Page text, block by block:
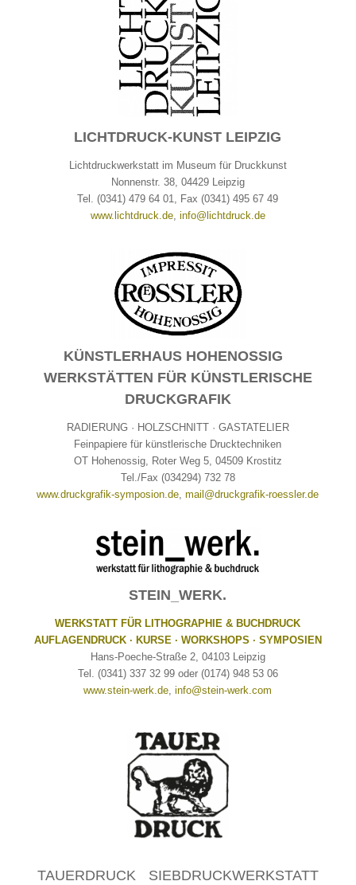
LICHTDRUCK-KUNST LEIPZIG
Lichtdruckwerkstatt im Museum für Druckkunst
Nonnenstr. 38, 04429 Leipzig
Tel. (0341) 479 64 01, Fax (0341) 495 67 49
www.lichtdruck.de, info@lichtdruck.de
KÜNSTLERHAUS HOHENOSSIG
WERKSTÄTTEN FÜR KÜNSTLERISCHE
DRUCKGRAFIK
RADIERUNG · HOLZSCHNITT · GASTATELIER
Feinpapiere für künstlerische Drucktechniken
OT Hohenossig, Roter Weg 5, 04509 Krostitz
Tel./Fax (034294) 732 78
www.druckgrafik-symposion.de ,mail@druckgrafik-roessler.de
STEIN_WERK.
WERKSTATT FÜR LITHOGRAPHIE & BUCHDRUCK
AUFLAGENDRUCK · KURSE · WORKSHOPS · SYMPOSIEN
Hans-Poeche-Straße 2, 04103 Leipzig
Tel. (0341) 337 32 99 oder (0174) 948 53 06
www.stein-werk.de ,info@stein-werk.com
TAUERDRUCK SIEBDRUCKWERKSTATT